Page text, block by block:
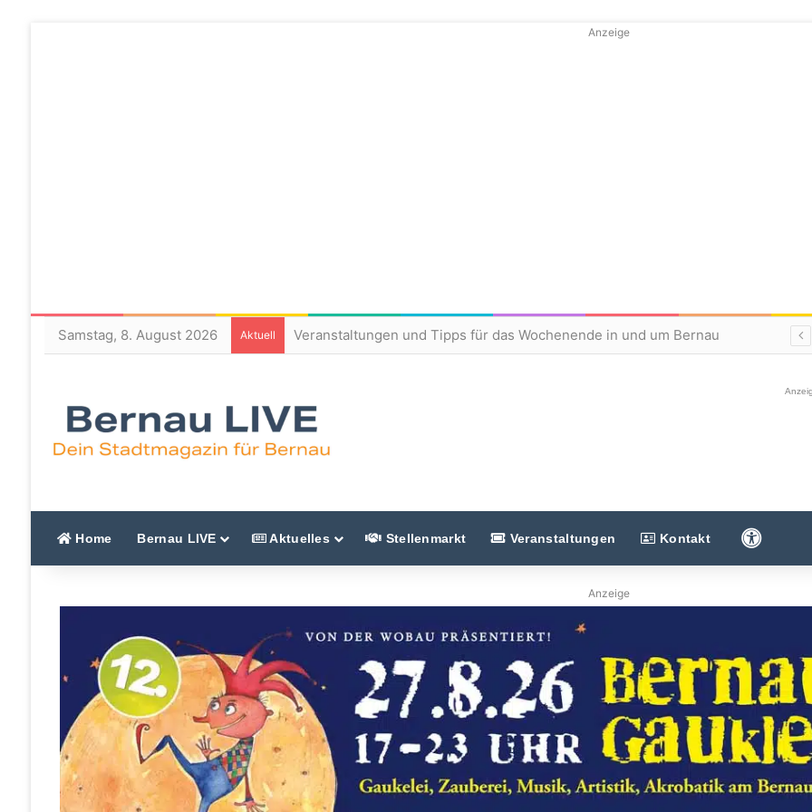
Anzeige
Samstag, 8. August 2026 Aktuell Veranstaltungen und Tipps für das Wochenende in und um Bernau
Home Bernau LIVE Aktuelles Stellenmarkt Veranstaltungen Kontakt
Anzeige